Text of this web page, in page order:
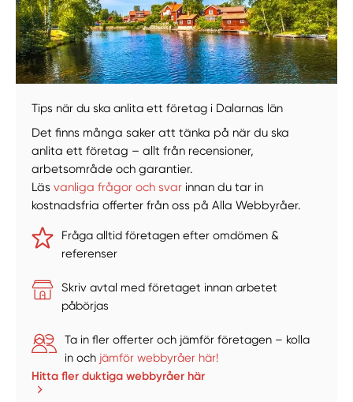
Välj tillvägagångssätt
Tips när du ska anlita ett företag i Dalarnas län
Det finns många saker att tänka på när du ska
anlita ett företag – allt från recensioner,
arbetsområde och garantier.
Läsvanliga frågor och svar innan du tar in
kostnadsfria offerter från oss på Alla Webbyråer.
Fråga alltid företagen efter omdömen &
referenser
Skriv avtal med företaget innan arbetet
påbörjas
Ta in fler offerter och jämför företagen – kolla
in och jämför webbyråer här!
Hitta fler duktiga webbyråer här